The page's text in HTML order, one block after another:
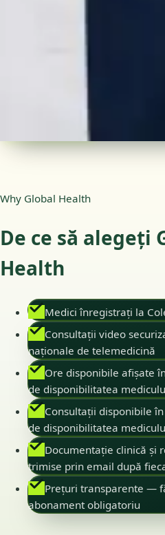
Why Global Health
De ce să alegeți
Health
Medici înregistrați la
Consultații video
naționale de telemedicină
Ore disponibile afișate
de disponibilitatea
Consultații disponibile
de disponibilitatea
Documentație clinică și
trimise prin email după
Prețuri transparente —
abonament obligatoriu